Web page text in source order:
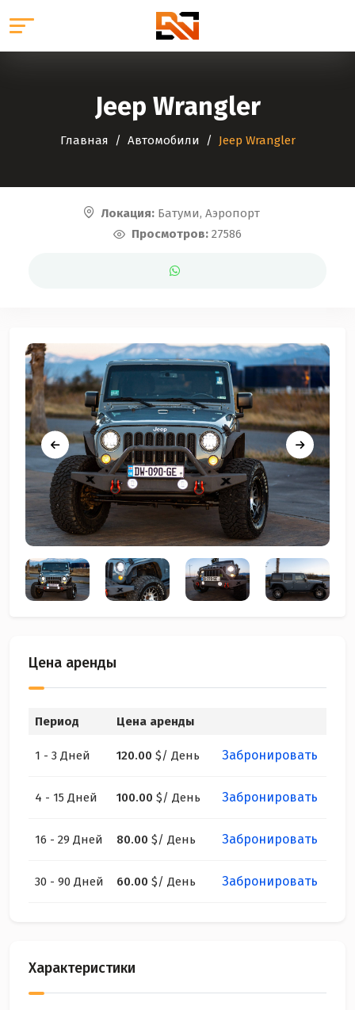
Jeep Wrangler
Главная Автомобили Jeep Wrangler
Локация: Батуми, Аэропорт
Просмотров: 27586
Цена аренды
Период Цена аренды
1 - 3 Дней 120.00 $/ День Забронировать
4 - 15 Дней 100.00 $/ День Забронировать
16 - 29 Дней 80.00 $/ День Забронировать
30 - 90 Дней 60.00 $/ День Забронировать
Характеристики